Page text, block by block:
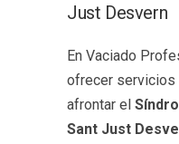
Just Desvern
En Vaciado
ofrecer servicios
afrontar el
Sant Just